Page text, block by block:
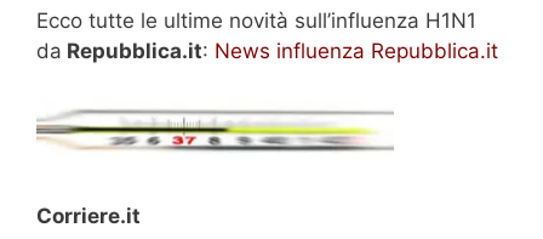
Ecco tutte le ultime novità sull’influenza H1N1
da Repubblica.it: News influenza Repubblica.it
Corriere.it